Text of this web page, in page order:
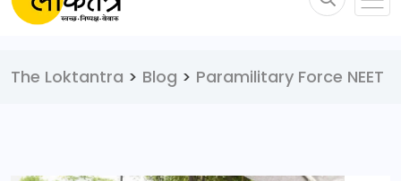
The Loktantra > Blog > Paramilitary Force NEET